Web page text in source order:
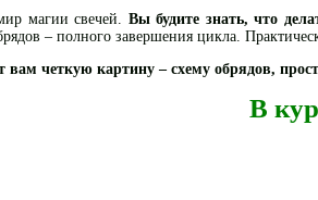
магии свечей. Вы будите знать, что
– полного завершения цикла.
вам четкую картину – схему обрядов,
В